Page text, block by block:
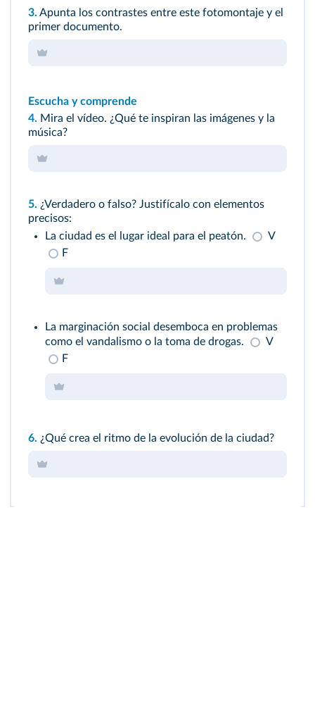
3. Apunta los contrastes entre este fotomontaje y el
primer documento.
Escucha y comprende
4. Mira el vídeo. ¿Qué te inspiran las imágenes y la
música?
5. ¿Verdadero o falso? Justifícalo con elementos
precisos:
La ciudad es el lugar ideal para el peatón.
V
F
La marginación social desemboca en problemas
como el vandalismo o la toma de drogas.
V
F
6. ¿Qué crea el ritmo de la evolución de la ciudad?